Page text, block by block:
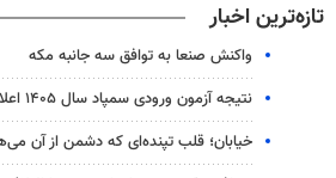
تازه‌ترین اخبار
واکنش صنعا به توافق سه جانبه مکه
نتیجه آزمون ورودی سمپاد سال ۱۴۰۵ اعلام شد
خیابان؛ قلب تپنده‌ای که دشمن از آن